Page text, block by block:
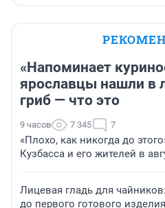
«Напоминает
ярославцы нашли в
гриб — что это
9 часов 7 345 7
«Плохо, как никогда до
Кузбасса и его жителей в
Лицевая гладь для
до первого готового изделия